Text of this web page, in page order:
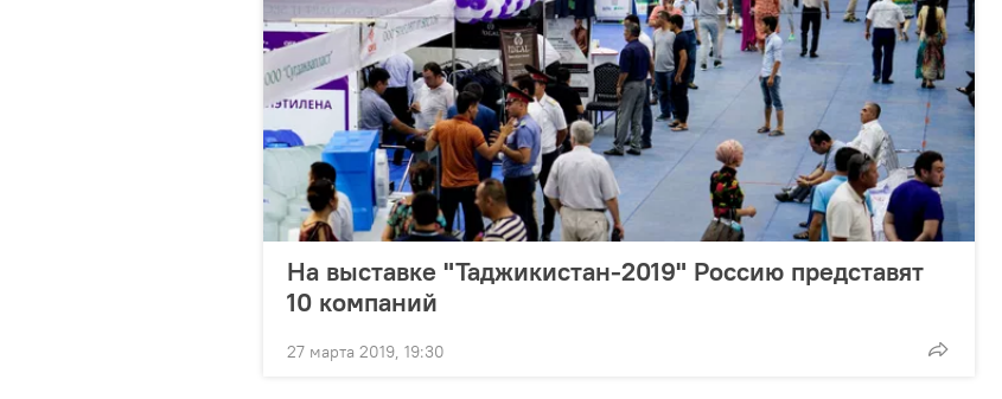
На выставке "Таджикистан-2019" Россию представят
10 компаний
27 марта 2019, 19:30